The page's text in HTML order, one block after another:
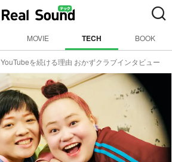
MOVIE TECH BOOK
YouTubeを続ける理由 おかずクラブインタビュー